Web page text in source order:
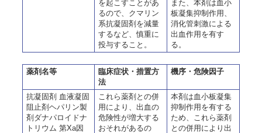
を起こすことがあ
るので、クマリン
系抗凝固剤を減量
するなど、慎重に
投与すること。
また、本剤は血小
板凝集抑制作用、
消化管刺激による
出血作用を有す
る。
薬剤名等
臨床症状・措置方
法
機序・危険因子
抗凝固剤 血液凝固
阻止剤ヘパリン製
剤ダナパロイドナ
トリウム 第Xa因
これら薬剤との併
用により、出血の
危険性が増大する
おそれがあるの
本剤は血小板凝集
抑制作用を有する
ため、これら薬剤
との併用により出